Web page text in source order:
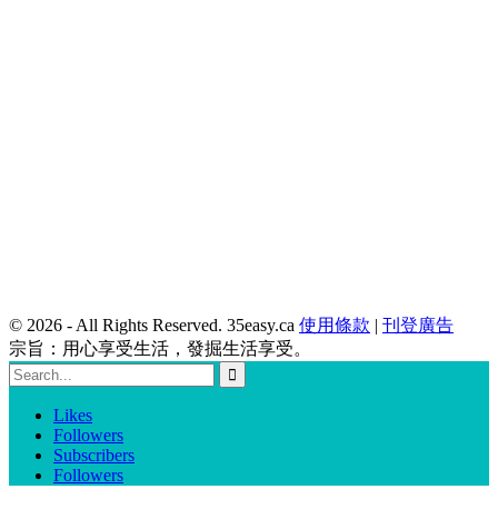
© 2026 - All Rights Reserved. 35easy.ca 使用條款 | 刊登廣告
宗旨：用心享受生活，發掘生活享受。
Likes
Followers
Subscribers
Followers